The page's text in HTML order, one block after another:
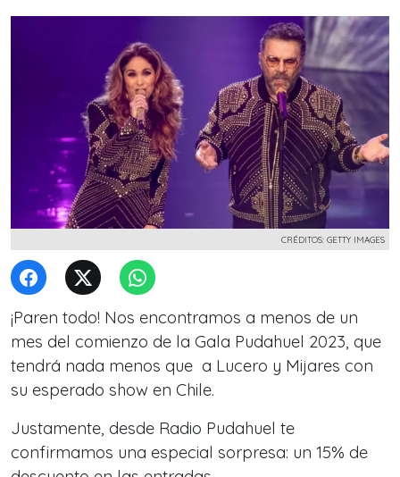
CRÉDITOS: GETTY IMAGES
¡Paren todo! Nos encontramos a menos de un
mes del comienzo de la Gala Pudahuel 2023, que
tendrá nada menos que a Lucero y Mijares con
su esperado show en Chile.
Justamente, desde Radio Pudahuel te
confirmamos una especial sorpresa: un 15% de